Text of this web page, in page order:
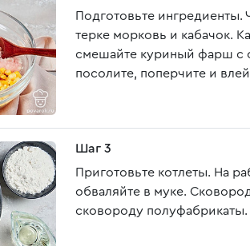
Подготовьте ингредиенты.
терке морковь и кабачок.
смешайте куриный фарш с
посолите, поперчите и
Шаг 3
Приготовьте котлеты. На
обваляйте в муке.
сковороду